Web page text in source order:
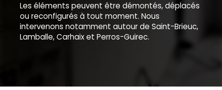
Les éléments peuvent être démontés, déplacés
ou reconfigurés à tout moment. Nous
intervenons notamment autour de Saint-Brieuc,
Lamballe, Carhaix et Perros-Guirec.